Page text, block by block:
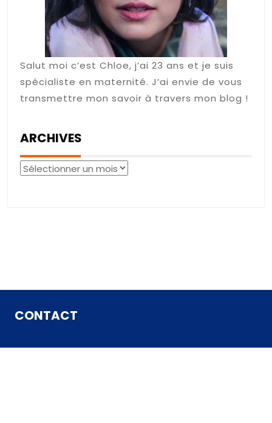
Salut moi c’est Chloe, j’ai 23 ans et je suis
spécialiste en maternité. J’ai envie de vous
transmettre mon savoir à travers mon blog !
ARCHIVES
Archives
CONTACT
Contact